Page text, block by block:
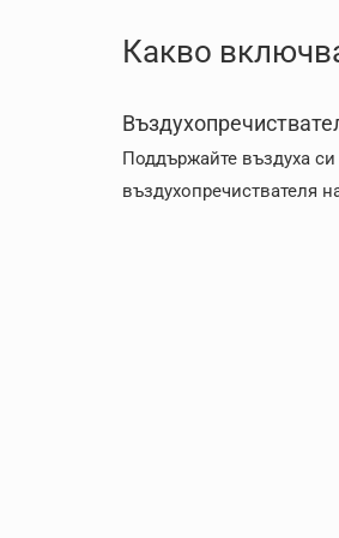
Какво
Поддържайте въздуха
въздухопречиствателя